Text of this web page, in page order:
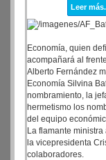
Leer
Economía, quien
acompañará al
Alberto Fernández
Economía Silvina
nombramiento, la
hermetismo los
del equipo
La flamante
la vicepresidenta
colaboradores.